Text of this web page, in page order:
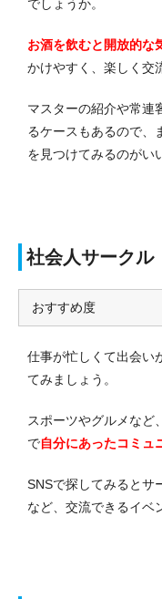
でしょうか。
お酒を飲むと開放的な
かけやすく、楽しく交
マスターの紹介や常連
るケースもあるので、
を見つけてみるのがい
社会人サークル
おすすめ度
仕事が忙しくて出会い
てみましょう。
スポーツやグルメなど
で自分にあったコミュ
SNSで探してみるとサ
など、交流できるイベ